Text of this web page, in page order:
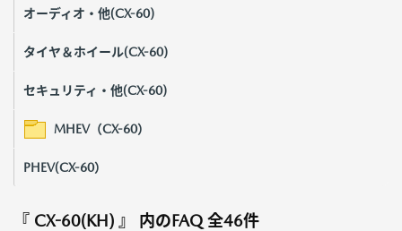
オーディオ・他(CX-60)
タイヤ＆ホイール(CX-60)
セキュリティ・他(CX-60)
MHEV（CX-60）
PHEV(CX-60）
『 CX-60(KH) 』 内のFAQ 全46件